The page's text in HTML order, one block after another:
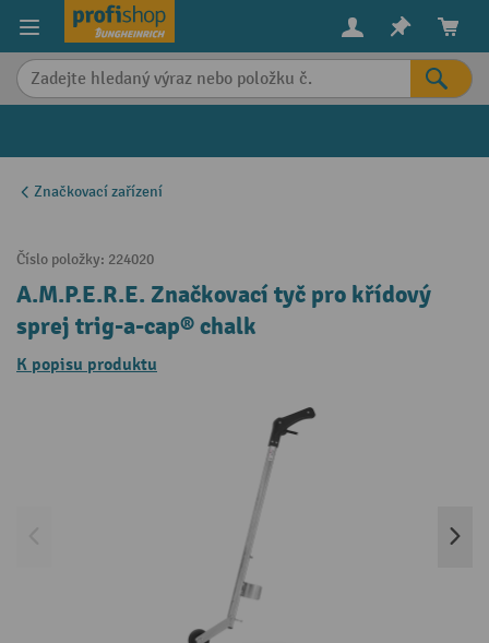
content
Značkovací zařízení
Číslo položky: 224020
A.M.P.E.R.E. Značkovací tyč pro křídový
sprej trig-a-cap® chalk
K popisu produktu